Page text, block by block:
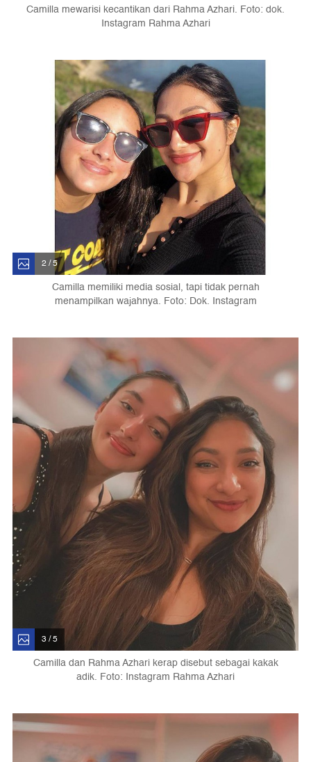
Camilla mewarisi kecantikan dari Rahma Azhari. Foto: dok.
Instagram Rahma Azhari
2 / 5
Camilla memiliki media sosial, tapi tidak pernah
menampilkan wajahnya. Foto: Dok. Instagram
3 / 5
Camilla dan Rahma Azhari kerap disebut sebagai kakak
adik. Foto: Instagram Rahma Azhari